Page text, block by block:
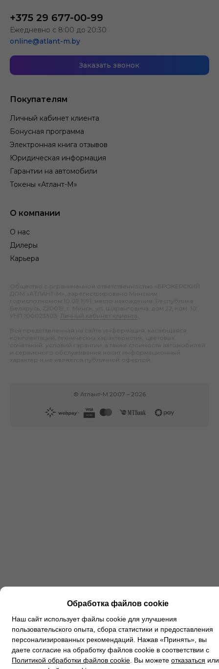
Покупателям
Личный кабинет клиента
Бонусная программа
Электронная книга отзывов
Юридическая информация
Гарантии на автомобили
Токены «Атлант-М»
О компании
О нас
Дилеры
Карьера
+375 29 677-00-99
Ежедневно с 8:00 до 20:30
online@atlant-m.by
Заказать звонок
Общество с ограниченной ответственностью «БРОКЕРСКИЙ
ДОМ «АТЛАНТ-М», зарегистрировано Минским
горисполкомом 10.09.1991; место нахождения: Республика
Беларусь, 220019, г. Минск, ул. Шаранговича, дом 22, ком. 10;
УНП 100023303.
Личный кабинет клиента
Вся представленная на сайте информация, касающаяся
комплектаций, технических характеристик, цветовых
сочетаний, условий гарантии, а также стоимости автомобилей
и сервисного обслуживания носит информационный
характер и не является публичной офертой.
© Атлант-М 2007 – 2026
Обработка файлов cookie
Наш сайт использует файлы cookie для улучшения
пользовательского опыта, сбора статистики и предоставления
персонализированных рекомендаций. Нажав «Принять», вы
даете согласие на обработку файлов cookie в соответствии с
Политикой обработки файлов cookie . Вы можете отказаться или